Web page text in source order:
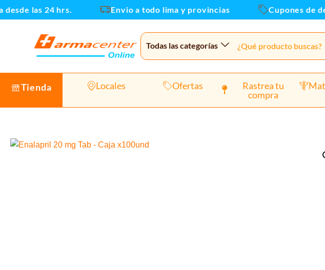
al
las 24 hrs. Envio a todo lima y provincias Cupones de
Todas las categorías
Tienda Locales Ofertas
Rastrea tu
compra